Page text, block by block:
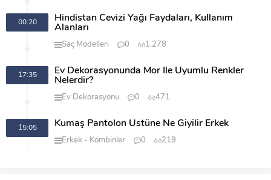
00:20
Hindistan Cevizi Yağı Faydaları, Kullanım
Alanları
Saç Modelleri 0 1.278
17:35
Ev Dekorasyonunda Mor İle Uyumlu Renkler
Nelerdir?
Ev Dekorasyonu 0 471
15:05 Kumaş Pantolon Üstüne Ne Giyilir Erkek
Erkek Kombinler 0 219